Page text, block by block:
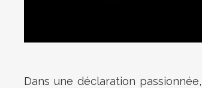
Dans une déclaration